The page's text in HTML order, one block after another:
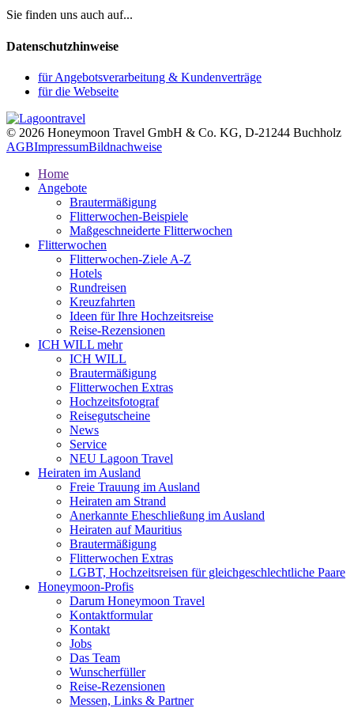
Sie finden uns auch auf...
Datenschutzhinweise
für Angebotsverarbeitung & Kundenverträge
für die Webseite
© 2026 Honeymoon Travel GmbH & Co. KG, D-21244 Buchholz
AGBImpressumBildnachweise
Home
Angebote
Brautermäßigung
Flitterwochen-Beispiele
Maßgeschneiderte Flitterwochen
Flitterwochen
Flitterwochen-Ziele A-Z
Hotels
Rundreisen
Kreuzfahrten
Ideen für Ihre Hochzeitsreise
Reise-Rezensionen
ICH WILL mehr
ICH WILL
Brautermäßigung
Flitterwochen Extras
Hochzeitsfotograf
Reisegutscheine
News
Service
NEU Lagoon Travel
Heiraten im Ausland
Freie Trauung im Ausland
Heiraten am Strand
Anerkannte Eheschließung im Ausland
Heiraten auf Mauritius
Brautermäßigung
Flitterwochen Extras
LGBT, Hochzeitsreisen für gleichgeschlechtliche Paare
Honeymoon-Profis
Darum Honeymoon Travel
Kontaktformular
Kontakt
Jobs
Das Team
Wunscherfüller
Reise-Rezensionen
Messen, Links & Partner